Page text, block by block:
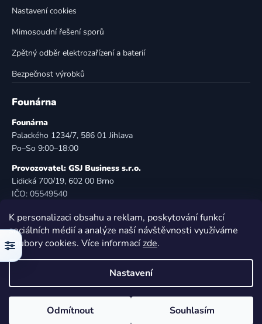
K personalizaci obsahu a reklam, poskytování funkcí
sociálních médií a analýze naší návštěvnosti využíváme
soubory cookies. Více informacízde.
Nastavení
Odmítnout Souhlasím
Nastavení cookies
Mimosoudní řešení sporů
Zpětný odběr elektrozařízení a baterií
Bezpečnost výrobků
Founárna
Founárna
Palackého 1234/7, 586 01 Jihlava
Po–So 9:00–18:00
Provozovatel: GSJ Business s.r.o.
Lidická 700/19, 602 00 Brno
IČO: 05549540
E-mail:info@founarna.cz
Telefon: 721 485 258
© Founárna. Všechna práva vyhrazena.
Vytvořil Shoptet
Copyright 2026Founárna
. Všechna práva vyhrazena.
Filtr